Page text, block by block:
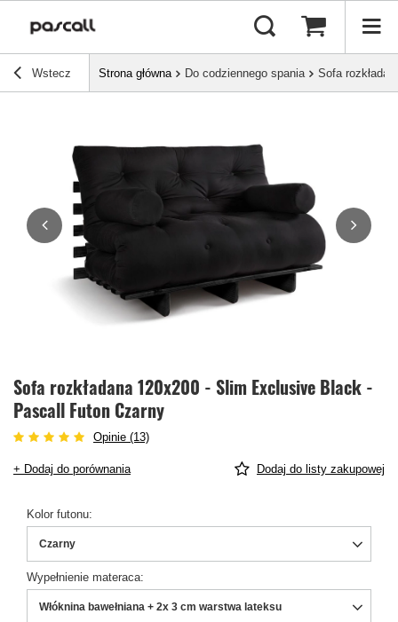
Wstecz Strona główna Do codziennego spania Sofa
Sofa rozkładana 120x200 - Slim Exclusive Black -
Pascall Futon Czarny
Opinie (13)
+ Dodaj do porównania Dodaj do listy zakupowej
Kolor futonu
Czarny
Wypełnienie materaca
Włóknina bawełniana + 2x 3 cm warstwa lateksu